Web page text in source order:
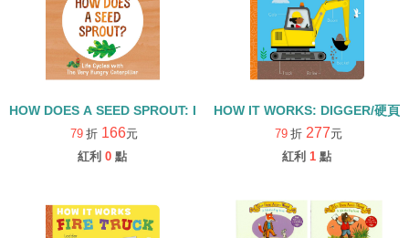
HOW DOES A SEED SPROUT: LIFE CYCLES WITH THE VERY
79 折 166元
紅利 0 點
HOW IT WORKS: DIGGER/硬頁
79 折 277元
紅利 1 點